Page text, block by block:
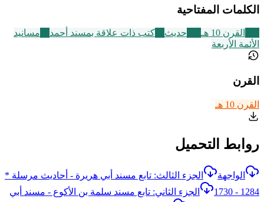
الكلمات المفتاحية
القرن 10 هـ حديث كتب ذات علاقة بمسند أحمد
مسانيد
الأئمة الأربعة
القرن
القرن 10 هـ
روابط التحميل
الواجهة
الجزء الثالث: تابع مسند أبي هريرة - أحاديث مرسلة *
1284 - 1730
الجزء الثاني: تابع مسند سلمة بن الأكوع - مسند أبي